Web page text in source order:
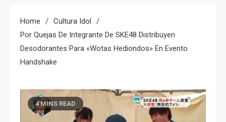
Home
Cultura Idol
Por Quejas De Integrante De SKE48 Distribuyen
Desodorantes Para «wotas Hediondos» En Evento
Handshake
4 MINS READ